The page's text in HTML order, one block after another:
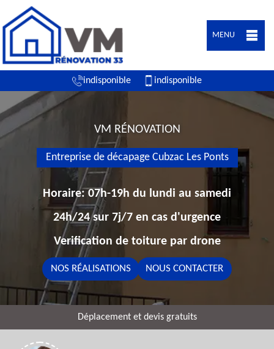
MENU
indisponible indisponible
VM RÉNOVATION
Entreprise de décapage Cubzac Les Ponts
Horaire: 07h-19h du lundi au samedi
24h/24 sur 7j/7 en cas d'urgence
Verification de toiture par drone
NOS RÉALISATIONS NOUS CONTACTER
Déplacement et devis gratuits